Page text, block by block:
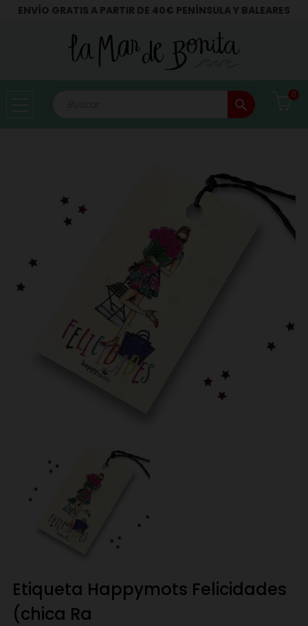
ENVÍO GRATIS A PARTIR DE 40€ PENÍNSULA Y BALEARES
search
0
Etiqueta Happymots Felicidades
(chica Ra